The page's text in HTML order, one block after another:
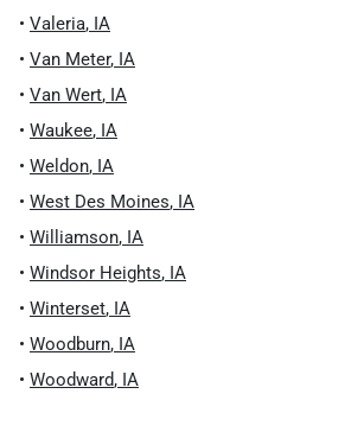
• Valeria, IA
• Van Meter, IA
• Van Wert, IA
• Waukee, IA
• Weldon, IA
• West Des Moines, IA
• Williamson, IA
• Windsor Heights, IA
• Winterset, IA
• Woodburn, IA
• Woodward, IA